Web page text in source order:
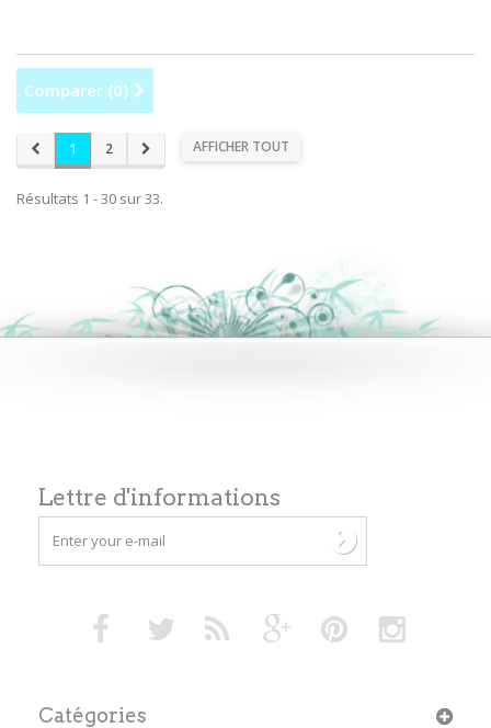
Comparer (0)
AFFICHER TOUT
1 2
Résultats 1 - 30 sur 33.
Lettre d'informations
Catégories